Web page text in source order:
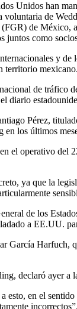
Unidos han
de
de
juntos como
y
territorio mexicano.
de tráfico
diario
Pérez,
en los últimos
el operativo del
ya que la
de los
a EE.UU.
García
declaró ayer
en el